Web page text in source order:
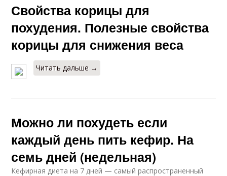
Свойства корицы для
похудения. Полезные свойства
корицы для снижения веса
Читать дальше →
Можно ли похудеть если
каждый день пить кефир. На
семь дней (недельная)
Кефирная диета на 7 дней — самый распространенный